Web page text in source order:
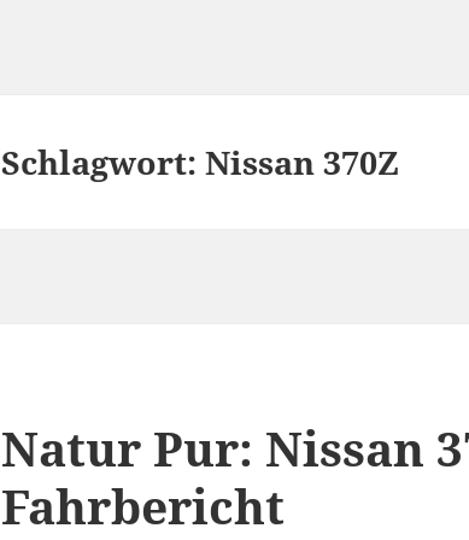
Schlagwort:Nissan 370Z
Natur Pur: Nissan
Fahrbericht